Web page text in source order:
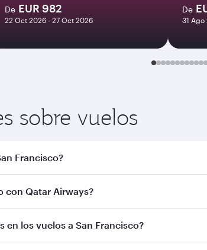
De EUR 982
22 Oct 2026 - 27 Oct 2026
De
31
sobre vuelos
Francisco?
a San Francisco. Busque vuelos a través
con Qatar Airways?
con Qatar Airways. Le conectamos con
en los vuelos a San Francisco?